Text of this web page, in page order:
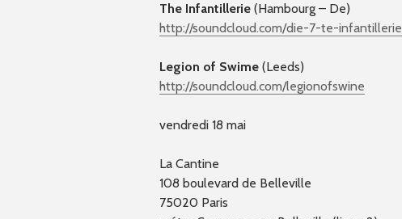
The Infantillerie (Hambourg – De)
http://soundcloud.com/die-7-te-infantillerie
Legion of Swime (Leeds)
http://soundcloud.com/legionofswine
vendredi 18 mai
La Cantine
108 boulevard de Belleville
75020 Paris